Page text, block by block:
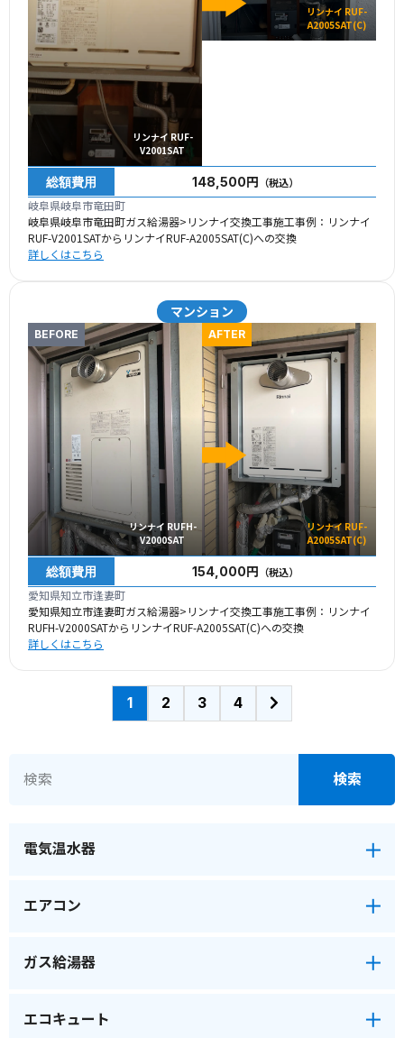
リンナイ RUF-
V2001SAT
リンナイ RUF-
A2005SAT(C)
総額費用 148,500円 （税込）
岐阜県岐阜市竜田町
岐阜県岐阜市竜田町ガス給湯器>リンナイ交換工事施工事例：リンナイ
RUF-V2001SATからリンナイRUF-A2005SAT(C)への交換
詳しくはこちら
マンション
BEFORE
リンナイ RUFH-
V2000SAT
AFTER
リンナイ RUF-
A2005SAT(C)
総額費用 154,000円 （税込）
愛知県知立市逢妻町
愛知県知立市逢妻町ガス給湯器>リンナイ交換工事施工事例：リンナイ
RUFH-V2000SATからリンナイRUF-A2005SAT(C)への交換
詳しくはこちら
1 2 3 4
電気温水器
エアコン
ガス給湯器
エコキュート